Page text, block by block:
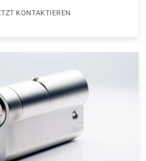
KONTAKTIEREN